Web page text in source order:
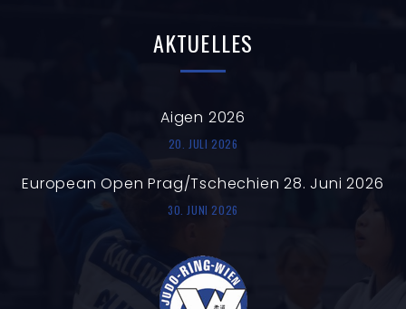
AKTUELLES
Aigen 2026
20. JULI 2026
European Open Prag/Tschechien 28. Juni 2026
30. JUNI 2026